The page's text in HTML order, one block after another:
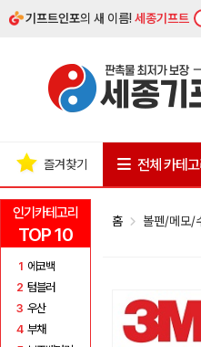
기프트인포의 새 이름!세종기프트
인기카테고리
TOP 10
1 에코백
2 텀블러
3 우산
4 부채
즐겨찾기 전체 카테고
홈 볼펜/메모/